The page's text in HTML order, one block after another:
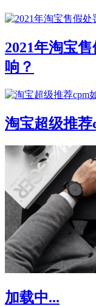
2021年淘宝
响？
淘宝超级推荐
加载中...